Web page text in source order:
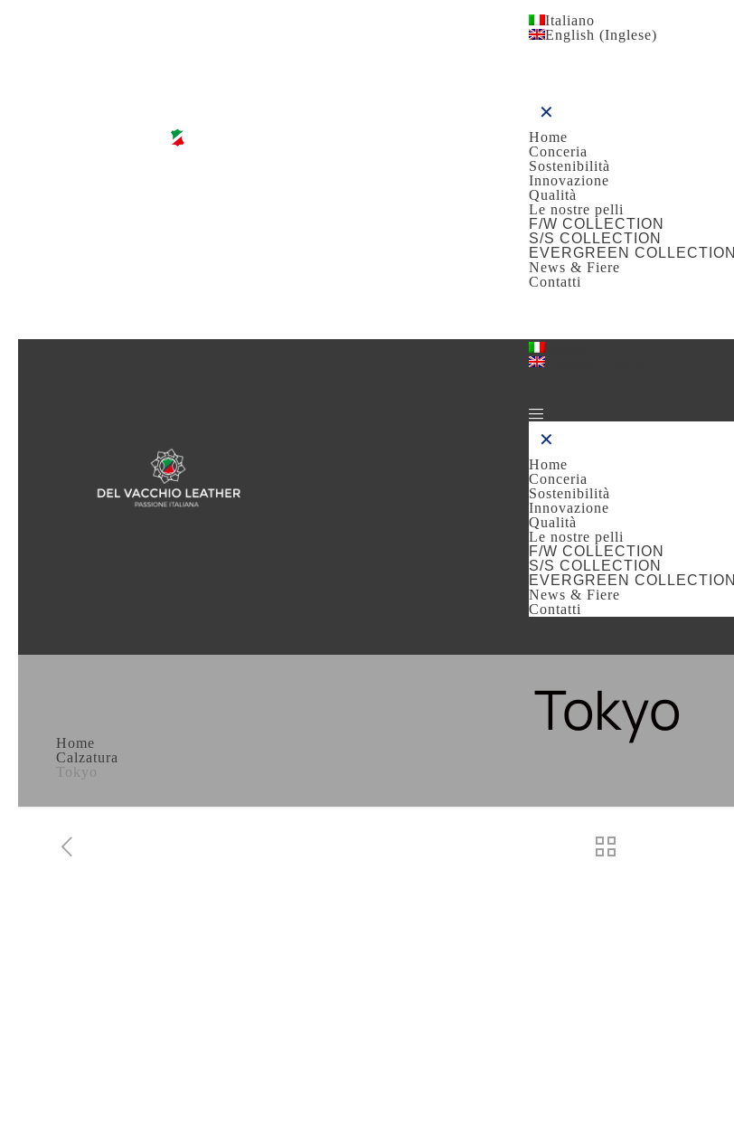
Italiano
English (Inglese)
✕
Home
Conceria
Sostenibilità
Innovazione
Qualità
Le nostre pelli
F/W COLLECTION
S/S COLLECTION
EVERGREEN COLLECTION
News & Fiere
Contatti
✕
Home
Conceria
Sostenibilità
Innovazione
Qualità
Le nostre pelli
F/W COLLECTION
S/S COLLECTION
EVERGREEN COLLECTION
News & Fiere
Contatti
Tokyo
Home
Calzatura
Tokyo